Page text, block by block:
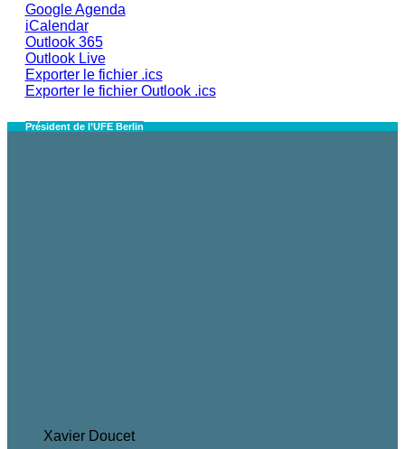
Google Agenda
iCalendar
Outlook 365
Outlook Live
Exporter le fichier .ics
Exporter le fichier Outlook .ics
Président de l’UFE Berlin
Xavier Doucet